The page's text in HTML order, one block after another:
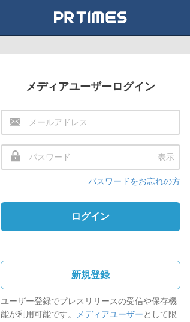
メディアユーザーログイン
表示
パスワードをお忘れの方
ログイン
新規登録
ユーザー登録でプレスリリースの受信や保存機
能が利用可能です。
メディアユーザーとして限